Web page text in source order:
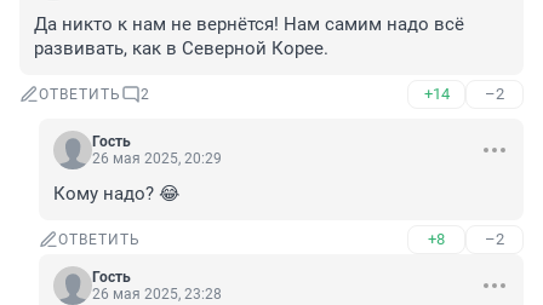
Да никто к нам не вернётся! Нам самим надо всё
развивать, как в Северной Корее.
ОТВЕТИТЬ 2 +14 –2
Гость
26 мая 2025, 20:29
Кому надо? 😂
ОТВЕТИТЬ +8 –2
Гость
26 мая 2025, 23:28